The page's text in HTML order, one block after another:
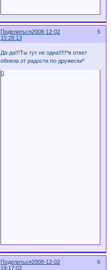
Поделиться 5
2008-12-02
15:28:13
Да-да!!!Ты тут не одна!!!!!*в ответ
обняла от радости по-дружески*
0
Поделиться 6
2008-12-02
19:17:02